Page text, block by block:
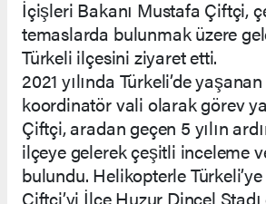
İçişleri Bakanı Mustafa Çiftçi,
temaslarda bulunmak üzere
Türkeli ilçesini ziyaret etti.
2021 yılında Türkeli’de
koordinatör vali olarak görev
Çiftçi, aradan geçen 5 yılın
ilçeye gelerek çeşitli inceleme
bulundu. Helikopterle
Çiftçi’yi İlçe Huzur Dincel